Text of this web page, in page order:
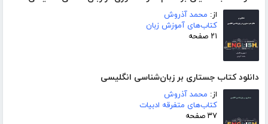
از: محمد آذروش
کتاب‌های آموزش زبان
۲۱ صفحه
دانلود کتاب جستاری بر زبان‌شناسی انگلیسی
از: محمد آذروش
کتاب‌های متفرقه ادبیات
۳۷ صفحه